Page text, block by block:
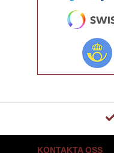
KONTAKTA OSS